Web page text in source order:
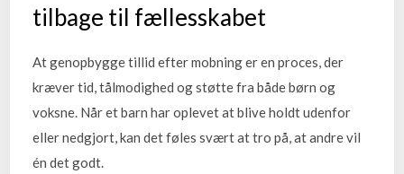
tilbage til fællesskabet
At genopbygge tillid efter mobning er en proces, der
kræver tid, tålmodighed og støtte fra både børn og
voksne. Når et barn har oplevet at blive holdt udenfor
eller nedgjort, kan det føles svært at tro på, at andre vil
én det godt.